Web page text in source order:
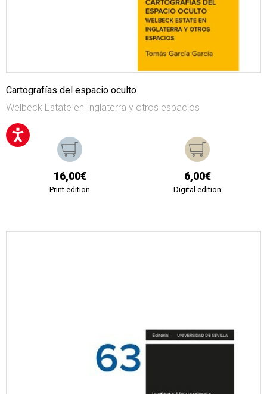
Cartografías del espacio oculto
Welbeck Estate en Inglaterra y otros espacios
16,00€
Print edition
6,00€
Digital edition